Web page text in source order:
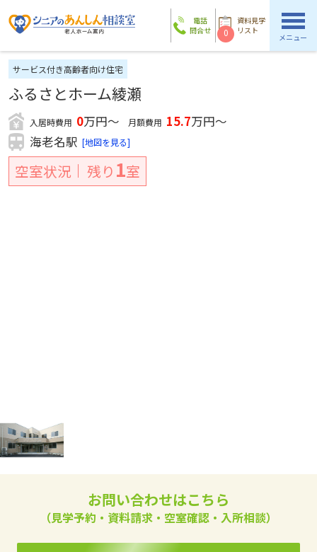
電話
問合せ
資料見学
リスト
0 メニュー
サービス付き高齢者向け住宅
ふるさとホーム綾瀬
入居時費用 0万円～ 月額費用 15.7万円～
海老名駅 [地図を見る]
空室状況 残り 1室
お問い合わせはこちら
（見学予約・資料請求・空室確認・入所相談）